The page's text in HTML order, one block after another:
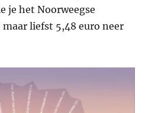
je het Noorweegse
liefst 5,48 euro neer